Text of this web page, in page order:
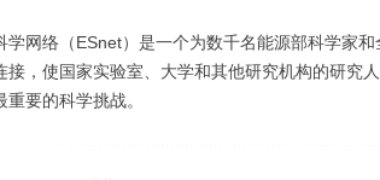
学网络（ESnet）是一个为数千名能源部科学家
接，使国家实验室、大学和其他研究机构的研究
重要的科学挑战。